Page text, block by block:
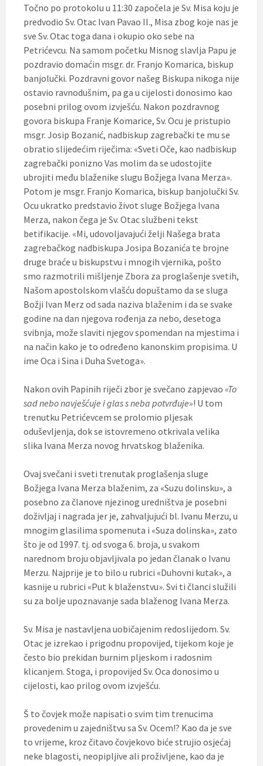
Točno po protokolu u 11:30 započela je Sv. Misa koju je
predvodio Sv. Otac Ivan Pavao II., Misa zbog koje nas je
sve Sv. Otac toga dana i okupio oko sebe na
Petrićevcu. Na samom početku Misnog slavlja Papu je
pozdravio domaćin msgr. dr. Franjo Komarica, biskup
banjolučki. Pozdravni govor našeg Biskupa nikoga nije
ostavio ravnodušnim, pa ga u cijelosti donosimo kao
posebni prilog ovom izvješću. Nakon pozdravnog
govora biskupa Franje Komarice, Sv. Ocu je pristupio
msgr. Josip Bozanić, nadbiskup zagrebački te mu se
obratio slijedećim riječima: «Sveti Oče, kao nadbiskup
zagrebački ponizno Vas molim da se udostojite
ubrojiti među blaženike slugu Božjega Ivana Merza».
Potom je msgr. Franjo Komarica, biskup banjolučki Sv.
Ocu ukratko predstavio život sluge Božjega Ivana
Merza, nakon čega je Sv. Otac službeni tekst
betifikacije. «Mi, udovoljavajući želji Našega brata
zagrebačkog nadbiskupa Josipa Bozanića te brojne
druge braće u biskupstvu i mnogih vjernika, pošto
smo razmotrili mišljenje Zbora za proglašenje svetih,
Našom apostolskom vlašću dopuštamo da se sluga
Božji Ivan Merz od sada naziva blaženim i da se svake
godine na dan njegova rođenja za nebo, desetoga
svibnja, može slaviti njegov spomendan na mjestima i
na način kako je to određeno kanonskim propisima. U
ime Oca i Sina i Duha Svetoga».
Nakon ovih Papinih riječi zbor je svečano zapjevao «To
sad nebo navješćuje i glas s neba potvrđuje»! U tom
trenutku Petrićevcem se prolomio pljesak
oduševljenja, dok se istovremeno otkrivala velika
slika Ivana Merza novog hrvatskog blaženika.
Ovaj svečani i sveti trenutak proglašenja sluge
Božjega Ivana Merza blaženim, za «Suzu dolinsku», a
posebno za članove njezinog uredništva je posebni
doživljaj i nagrada jer je, zahvaljujući bl. Ivanu Merzu, u
mnogim glasilima spomenuta i «Suza dolinska», zato
što je od 1997. tj. od svoga 6. broja, u svakom
narednom broju objavljivala po jedan članak o Ivanu
Merzu. Najprije je to bilo u rubrici «Duhovni kutak», a
kasnije u rubrici «Put k blaženstvu». Svi ti članci služili
su za bolje upoznavanje sada blaženog Ivana Merza.
Sv. Misa je nastavljena uobičajenim redoslijedom. Sv.
Otac je izrekao i prigodnu propovijed, tijekom koje je
često bio prekidan burnim pljeskom i radosnim
klicanjem. Stoga, i propovijed Sv. Oca donosimo u
cijelosti, kao prilog ovom izvješću.
Š to čovjek može napisati o svim tim trenucima
provedenim u zajedništvu sa Sv. Ocem!? Kao da je sve
to vrijeme, kroz čitavo čovjekovo biće strujio osjećaj
neke blagosti, neopipljive ali proživljene, kao da je